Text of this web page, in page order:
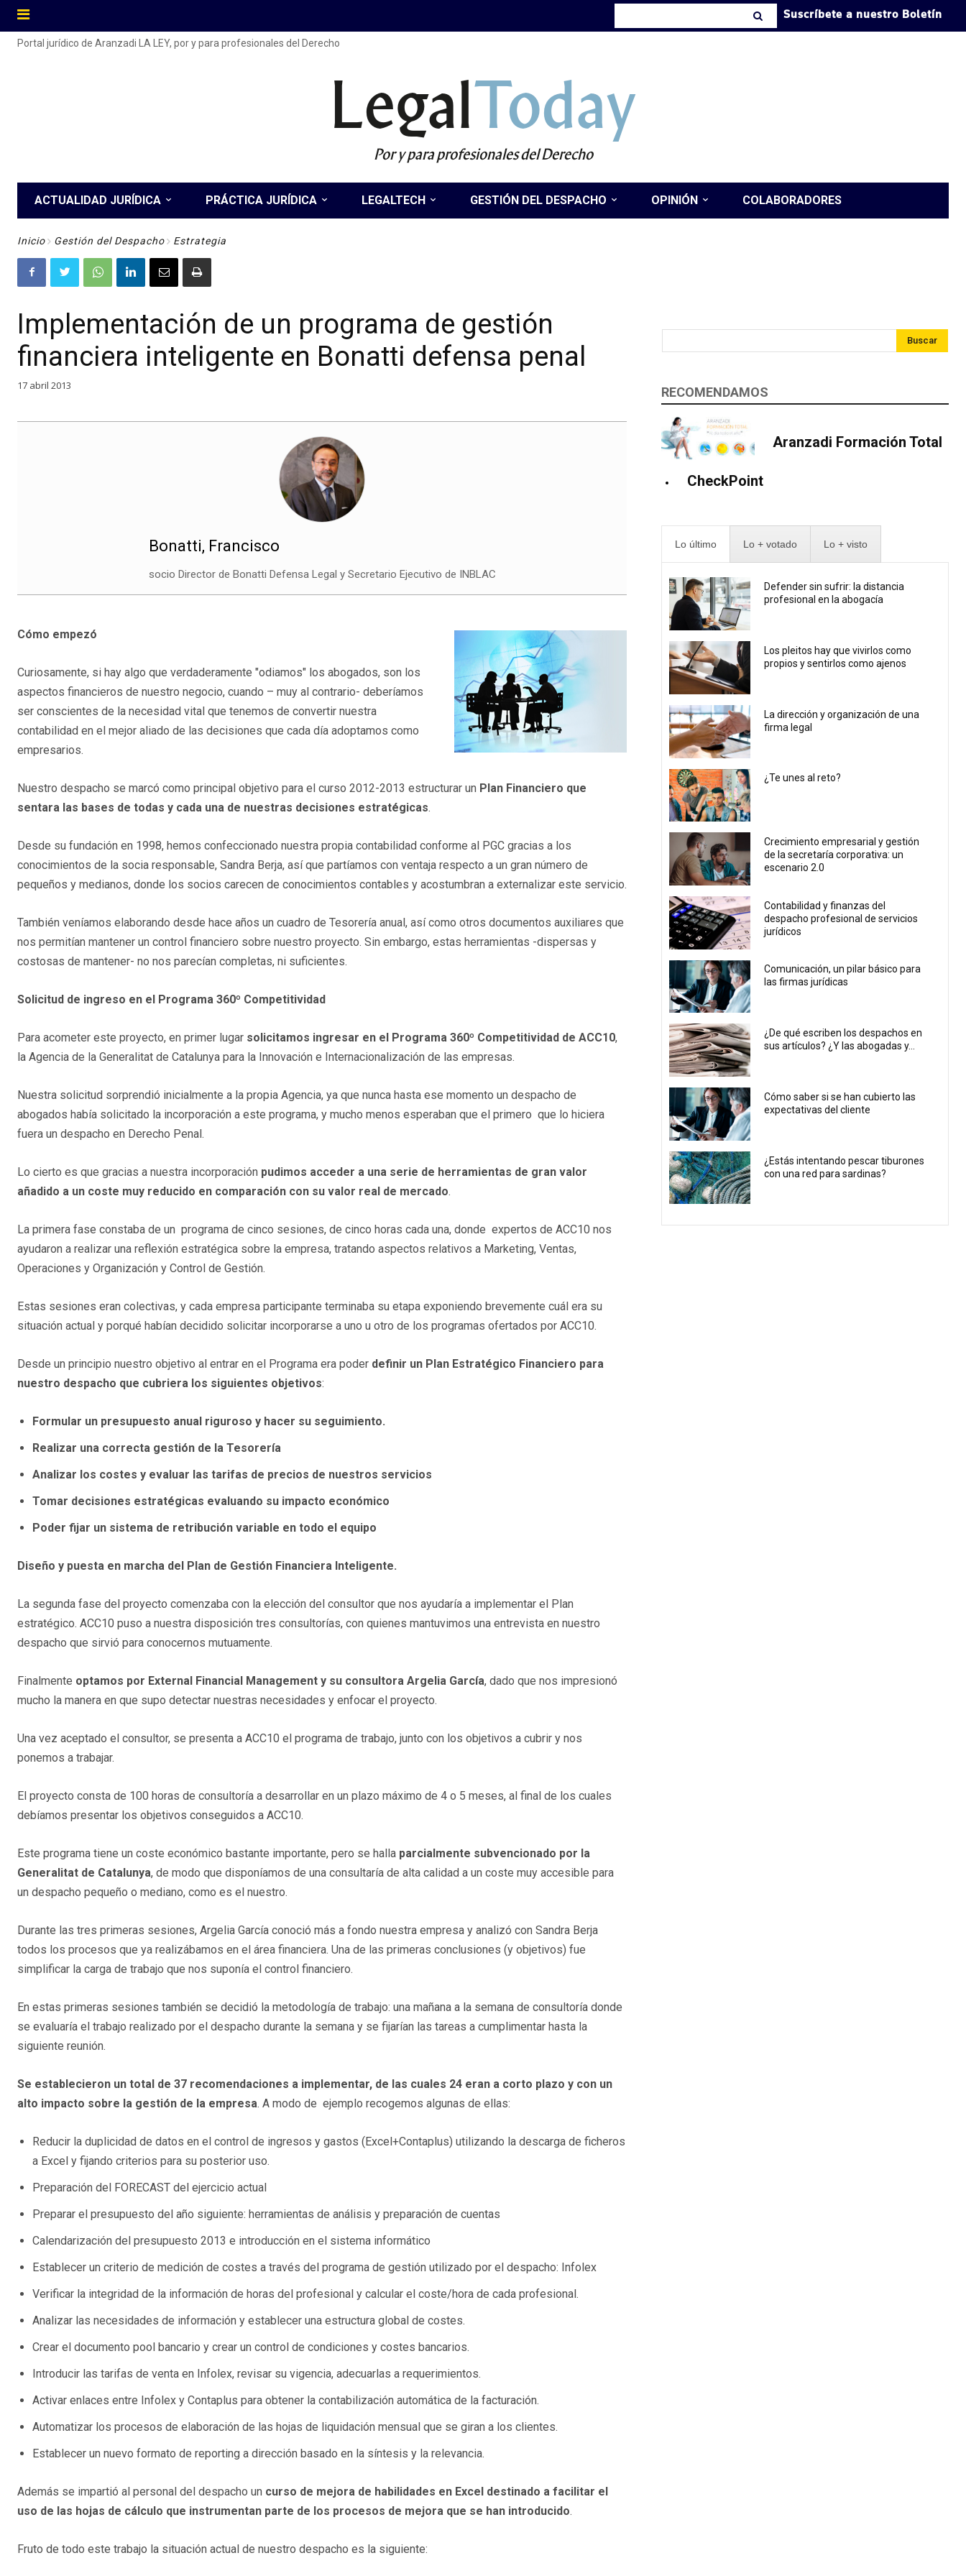
Suscríbete a nuestro Boletín
Portal jurídico de Aranzadi LA LEY, por y para profesionales del Derecho
LegalToday
Por y para profesionales del Derecho
ACTUALIDAD JURÍDICA PRÁCTICA JURÍDICA LEGALTECH GESTIÓN DEL DESPACHO OPINIÓN COLABORADORES
Inicio Gestión del Despacho Estrategia
Implementación de un programa de gestión
financiera inteligente en Bonatti defensa penal
17 abril 2013
Bonatti, Francisco
socio Director de Bonatti Defensa Legal y Secretario Ejecutivo de INBLAC
Cómo empezó
Curiosamente, si hay algo que verdaderamente "odiamos" los abogados, son los
aspectos financieros de nuestro negocio, cuando – muy al contrario- deberíamos
ser conscientes de la necesidad vital que tenemos de convertir nuestra
contabilidad en el mejor aliado de las decisiones que cada día adoptamos como
empresarios.
Nuestro despacho se marcó como principal objetivo para el curso 2012-2013 estructurar un Plan Financiero que
sentara las bases de todas y cada una de nuestras decisiones estratégicas.
Desde su fundación en 1998, hemos confeccionado nuestra propia contabilidad conforme al PGC gracias a los
conocimientos de la socia responsable, Sandra Berja, así que partíamos con ventaja respecto a un gran número de
pequeños y medianos, donde los socios carecen de conocimientos contables y acostumbran a externalizar este servicio.
También veníamos elaborando desde hace años un cuadro de Tesorería anual, así como otros documentos auxiliares que
nos permitían mantener un control financiero sobre nuestro proyecto. Sin embargo, estas herramientas -dispersas y
costosas de mantener- no nos parecían completas, ni suficientes.
Solicitud de ingreso en el Programa 360º Competitividad
Para acometer este proyecto, en primer lugar solicitamos ingresar en el Programa 360º Competitividad de ACC10,
la Agencia de la Generalitat de Catalunya para la Innovación e Internacionalización de las empresas.
Nuestra solicitud sorprendió inicialmente a la propia Agencia, ya que nunca hasta ese momento un despacho de
abogados había solicitado la incorporación a este programa, y mucho menos esperaban que el primero que lo hiciera
fuera un despacho en Derecho Penal.
Lo cierto es que gracias a nuestra incorporación pudimos acceder a una serie de herramientas de gran valor
añadido a un coste muy reducido en comparación con su valor real de mercado.
La primera fase constaba de un programa de cinco sesiones, de cinco horas cada una, donde expertos de ACC10 nos
ayudaron a realizar una reflexión estratégica sobre la empresa, tratando aspectos relativos a Marketing, Ventas,
Operaciones y Organización y Control de Gestión.
Estas sesiones eran colectivas, y cada empresa participante terminaba su etapa exponiendo brevemente cuál era su
situación actual y porqué habían decidido solicitar incorporarse a uno u otro de los programas ofertados por ACC10.
Desde un principio nuestro objetivo al entrar en el Programa era poder definir un Plan Estratégico Financiero para
nuestro despacho que cubriera los siguientes objetivos:
Formular un presupuesto anual riguroso y hacer su seguimiento.
Realizar una correcta gestión de la Tesorería
Analizar los costes y evaluar las tarifas de precios de nuestros servicios
Tomar decisiones estratégicas evaluando su impacto económico
Poder fijar un sistema de retribución variable en todo el equipo
Diseño y puesta en marcha del Plan de Gestión Financiera Inteligente.
La segunda fase del proyecto comenzaba con la elección del consultor que nos ayudaría a implementar el Plan
estratégico. ACC10 puso a nuestra disposición tres consultorías, con quienes mantuvimos una entrevista en nuestro
despacho que sirvió para conocernos mutuamente.
Finalmente optamos por External Financial Management y su consultora Argelia García, dado que nos impresionó
mucho la manera en que supo detectar nuestras necesidades y enfocar el proyecto.
Una vez aceptado el consultor, se presenta a ACC10 el programa de trabajo, junto con los objetivos a cubrir y nos
ponemos a trabajar.
El proyecto consta de 100 horas de consultoría a desarrollar en un plazo máximo de 4 o 5 meses, al final de los cuales
debíamos presentar los objetivos conseguidos a ACC10.
Este programa tiene un coste económico bastante importante, pero se halla parcialmente subvencionado por la
Generalitat de Catalunya, de modo que disponíamos de una consultaría de alta calidad a un coste muy accesible para
un despacho pequeño o mediano, como es el nuestro.
Durante las tres primeras sesiones, Argelia García conoció más a fondo nuestra empresa y analizó con Sandra Berja
todos los procesos que ya realizábamos en el área financiera. Una de las primeras conclusiones (y objetivos) fue
simplificar la carga de trabajo que nos suponía el control financiero.
En estas primeras sesiones también se decidió la metodología de trabajo: una mañana a la semana de consultoría donde
se evaluaría el trabajo realizado por el despacho durante la semana y se fijarían las tareas a cumplimentar hasta la
siguiente reunión.
Se establecieron un total de 37 recomendaciones a implementar, de las cuales 24 eran a corto plazo y con un
alto impacto sobre la gestión de la empresa. A modo de ejemplo recogemos algunas de ellas:
Reducir la duplicidad de datos en el control de ingresos y gastos (Excel+Contaplus) utilizando la descarga de ficheros
a Excel y fijando criterios para su posterior uso.
Preparación del FORECAST del ejercicio actual
Preparar el presupuesto del año siguiente: herramientas de análisis y preparación de cuentas
Calendarización del presupuesto 2013 e introducción en el sistema informático
Establecer un criterio de medición de costes a través del programa de gestión utilizado por el despacho: Infolex
Verificar la integridad de la información de horas del profesional y calcular el coste/hora de cada profesional.
Analizar las necesidades de información y establecer una estructura global de costes.
Crear el documento pool bancario y crear un control de condiciones y costes bancarios.
Introducir las tarifas de venta en Infolex, revisar su vigencia, adecuarlas a requerimientos.
Activar enlaces entre Infolex y Contaplus para obtener la contabilización automática de la facturación.
Automatizar los procesos de elaboración de las hojas de liquidación mensual que se giran a los clientes.
Establecer un nuevo formato de reporting a dirección basado en la síntesis y la relevancia.
Además se impartió al personal del despacho un curso de mejora de habilidades en Excel destinado a facilitar el
uso de las hojas de cálculo que instrumentan parte de los procesos de mejora que se han introducido.
Fruto de todo este trabajo la situación actual de nuestro despacho es la siguiente:
Buscar
RECOMENDAMOS
Aranzadi Formación Total
CheckPoint
Lo último Lo + votado Lo + visto
Defender sin sufrir: la distancia
profesional en la abogacía
Los pleitos hay que vivirlos como
propios y sentirlos como ajenos
La dirección y organización de una
firma legal
¿Te unes al reto?
Crecimiento empresarial y gestión
de la secretaría corporativa: un
escenario 2.0
Contabilidad y finanzas del
despacho profesional de servicios
jurídicos
Comunicación, un pilar básico para
las firmas jurídicas
¿De qué escriben los despachos en
sus artículos? ¿Y las abogadas y...
Cómo saber si se han cubierto las
expectativas del cliente
¿Estás intentando pescar tiburones
con una red para sardinas?